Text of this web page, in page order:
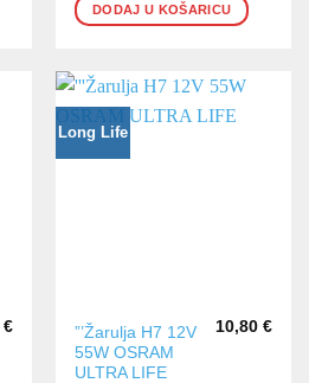
DODAJ U KOŠARICU
€
Long Life
”’Žarulja H7 12V
55W OSRAM
ULTRA LIFE
10,80 €